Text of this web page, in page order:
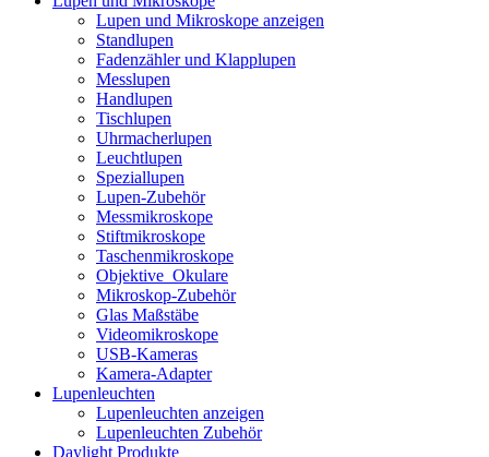
Lupen und Mikroskope anzeigen
Standlupen
Fadenzähler und Klapplupen
Messlupen
Handlupen
Tischlupen
Uhrmacherlupen
Leuchtlupen
Speziallupen
Lupen-Zubehör
Messmikroskope
Stiftmikroskope
Taschenmikroskope
Objektive_Okulare
Mikroskop-Zubehör
Glas Maßstäbe
Videomikroskope
USB-Kameras
Kamera-Adapter
Lupenleuchten
Lupenleuchten anzeigen
Lupenleuchten Zubehör
Daylight Produkte